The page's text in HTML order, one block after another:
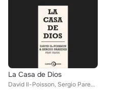
La Casa de Dios
David Il-Poisson, Sergio Paredes feat. Olaya